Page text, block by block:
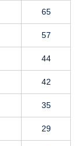
65
57
44
42
35
29